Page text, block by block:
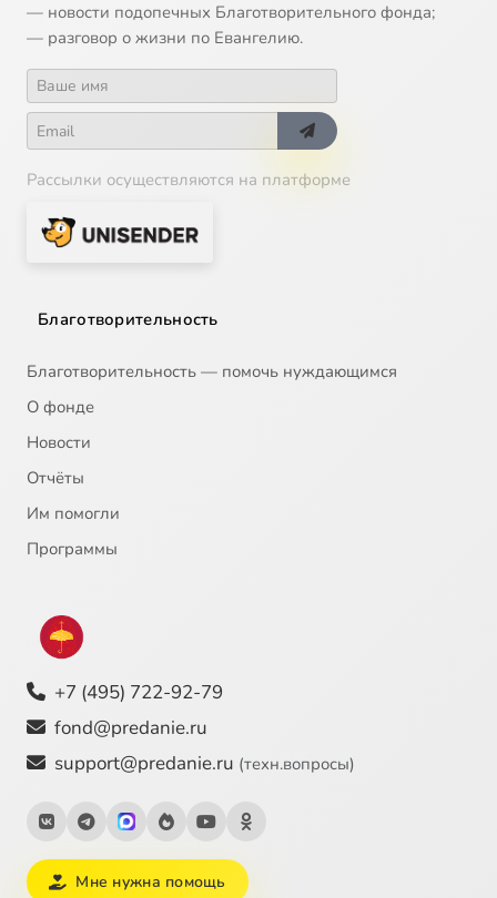
— новости подопечных Благотворительного фонда;
— разговор о жизни по Евангелию.
Рассылки осуществляются на платформе
Благотворительность
Благотворительность — помочь нуждающимся
О фонде
Новости
Отчёты
Им помогли
Программы
+7 (495) 722-92-79
fond@predanie.ru
support@predanie.ru (техн.вопросы)
Мне нужна помощь